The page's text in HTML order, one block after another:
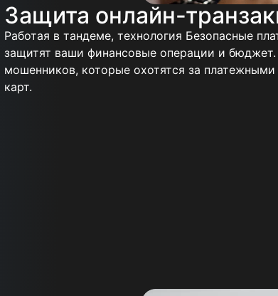
Защита онлайн-
Работая в тандеме, технология Безопасные
защитят ваши финансовые операции и
мошенников, которые охотятся за
карт.